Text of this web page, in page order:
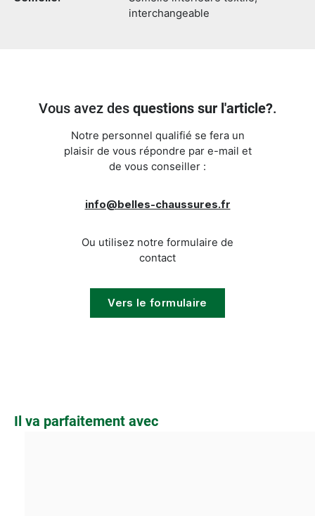
interchangeable
Vous avez des questions sur l'article?.
Notre personnel qualifié se fera un
plaisir de vous répondre par e-mail et
de vous conseiller :
info@belles-chaussures.fr
Ou utilisez notre formulaire de
contact
Vers le formulaire
Ignorer la galerie de produits
Il va parfaitement avec